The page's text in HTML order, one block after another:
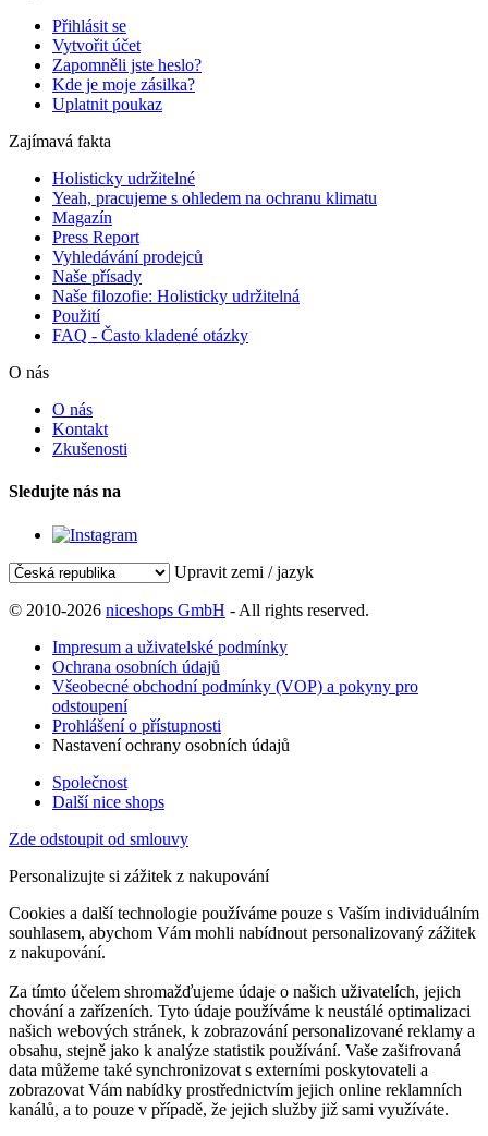
Přihlásit se
Vytvořit účet
Zapomněli jste heslo?
Kde je moje zásilka?
Uplatnit poukaz
Zajímavá fakta
Holisticky udržitelné
Yeah, pracujeme s ohledem na ochranu klimatu
Magazín
Press Report
Vyhledávání prodejců
Naše přísady
Naše filozofie: Holisticky udržitelná
Použití
FAQ - Často kladené otázky
O nás
O nás
Kontakt
Zkušenosti
Sledujte nás na
Upravit zemi / jazyk
© 2010-2026 niceshops GmbH - All rights reserved.
Impresum a uživatelské podmínky
Ochrana osobních údajů
Všeobecné obchodní podmínky (VOP) a pokyny pro
odstoupení
Prohlášení o přístupnosti
Nastavení ochrany osobních údajů
Společnost
Další nice shops
Zde odstoupit od smlouvy
Personalizujte si zážitek z nakupování
Cookies a další technologie používáme pouze s Vaším individuálním
souhlasem, abychom Vám mohli nabídnout personalizovaný zážitek
z nakupování.
Za tímto účelem shromažďujeme údaje o našich uživatelích, jejich
chování a zařízeních. Tyto údaje používáme k neustálé optimalizaci
našich webových stránek, k zobrazování personalizované reklamy a
obsahu, stejně jako k analýze statistik používání. Vaše zašifrovaná
data můžeme také synchronizovat s externími poskytovateli a
zobrazovat Vám nabídky prostřednictvím jejich online reklamních
kanálů, a to pouze v případě, že jejich služby již sami využíváte.